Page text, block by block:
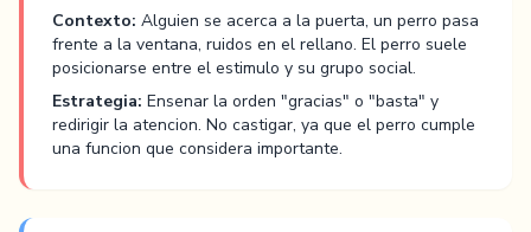
Contexto: Alguien se acerca a la puerta, un perro pasa
frente a la ventana, ruidos en el rellano. El perro suele
posicionarse entre el estimulo y su grupo social.
Estrategia: Ensenar la orden "gracias" o "basta" y
redirigir la atencion. No castigar, ya que el perro cumple
una funcion que considera importante.